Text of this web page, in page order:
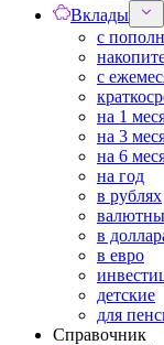
Вклады
с
с
на 1
на 3
на 6
на год
в рублях
в
в евро
детские
для
Справочник